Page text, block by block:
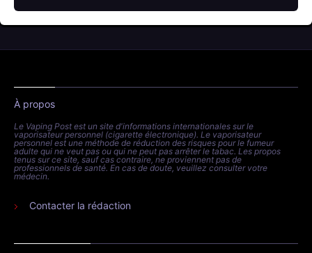
À propos
Le Vaping Post est un site d'informations internationales sur le
vaporisateur personnel (cigarette électronique). Le vaporisateur
personnel est une méthode de réduction des risques pour le fumeur
adulte qui ne veut pas ou qui ne peut pas arrêter le tabac. Les propos
tenus sur ce site, sauf cas contraire, ne proviennent pas de
professionnels de santé. En cas de doute, veuillez consulter votre
médecin.
Contacter la rédaction